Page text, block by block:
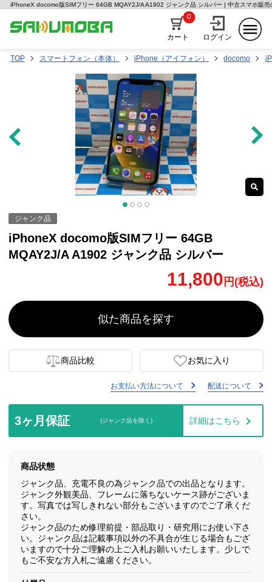
iPhoneX docomo版SIMフリー 64GB MQAY2J/A A1902 ジャンク品 シルバー | 中古スマホ販売
カート
0
ログイン
TOP スマートフォン（本体） iPhone（アイフォン） docomo
ジャンク品
iPhoneX docomo版SIMフリー 64GB
MQAY2J/A A1902 ジャンク品 シルバー
11,800 円(税込)
似た商品を探す
商品比較 お気に入り
お支払い方法について 配送について
3ヶ月保証 (ジャンク品を除く) 詳細はこちら
商品状態
ジャンク品、充電不良の為ジャンク品での出品となります。
ジャンク外観美品、フレームに落ちないケース跡がございま
す。写真では写しきれない部分もございますのでご了承くだ
さい。
ジャンク品のため修理前提・部品取り・研究用にお使い下さ
い。ジャンク品は記載事項以外の不具合が生じる場合もござ
いますので十分ご理解の上ご入札お願いいたします。少しで
もご不安な方入札ご遠慮ください。